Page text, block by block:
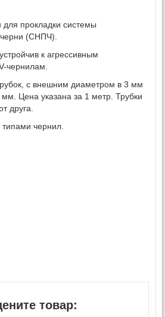
прокладки системы
(СНПЧ).
к агрессивным
чернилам.
с внешним диаметром в 3 мм
Цена указана за 1 метр. Трубки
друга.
чернил.
товар: